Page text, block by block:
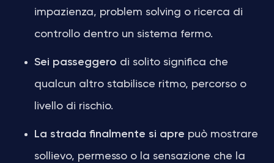
impazienza, problem solving o ricerca di
controllo dentro un sistema fermo.
Sei passeggero di solito significa che
qualcun altro stabilisce ritmo, percorso o
livello di rischio.
La strada finalmente si apre può mostrare
sollievo, permesso o la sensazione che la